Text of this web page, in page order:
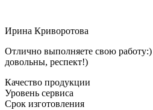
Ирина Криворотова
Отлично выполняете свою работу:)
довольны, респект!)
Качество продукции
Уровень сервиса
Срок изготовления